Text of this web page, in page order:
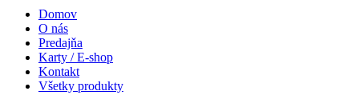
Domov
O nás
Predajňa
Karty / E-shop
Kontakt
Všetky produkty